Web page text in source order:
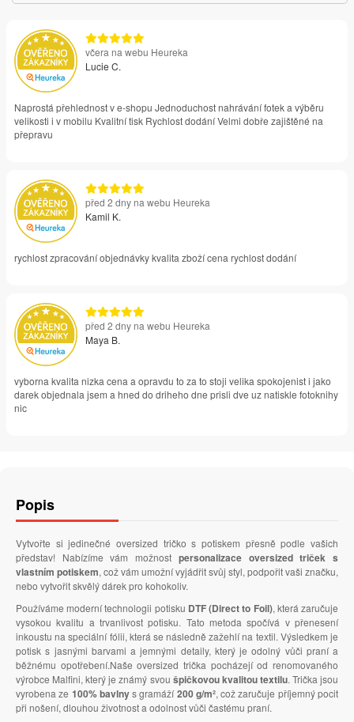
včera na webu Heureka
Lucie C.
Naprostá přehlednost v e-shopu Jednoduchost nahrávání fotek a výběru
velikosti i v mobilu Kvalitní tisk Rychlost dodání Velmi dobře zajištěné na
přepravu
před 2 dny na webu Heureka
Kamil K.
rychlost zpracování objednávky kvalita zboží cena rychlost dodání
před 2 dny na webu Heureka
Maya B.
vyborna kvalita nizka cena a opravdu to za to stoji velika spokojenist i jako
darek objednala jsem a hned do driheho dne prisli dve uz natiskle fotoknihy
nic
Popis
Vytvořte si jedinečné oversized tričko s potiskem přesně podle vašich
představ! Nabízíme vám možnost personalizace oversized triček s
vlastním potiskem, což vám umožní vyjádřit svůj styl, podpořit vaši značku,
nebo vytvořit skvělý dárek pro kohokoliv.
Používáme moderní technologii potisku DTF (Direct to Foil), která zaručuje
vysokou kvalitu a trvanlivost potisku. Tato metoda spočívá v přenesení
inkoustu na speciální fólii, která se následně zažehlí na textil. Výsledkem je
potisk s jasnými barvami a jemnými detaily, který je odolný vůči praní a
běžnému opotřebení.Naše oversized trička pocházejí od renomovaného
výrobce Malfini, který je známý svou špičkovou kvalitou textilu. Trička jsou
vyrobena ze 100% bavlnys gramáží200 g/m², což zaručuje příjemný pocit
při nošení, dlouhou životnost a odolnost vůči častému praní.